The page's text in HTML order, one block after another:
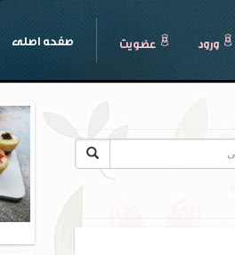
ورود عضويت صفحه اصلی